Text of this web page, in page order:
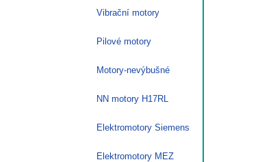
Vibrační motory
Pilové motory
Motory-nevýbušné
NN motory H17RL
Elektromotory Siemens
Elektromotory MEZ